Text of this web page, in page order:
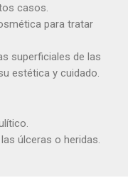
casos.
para tratar
superficiales de las
estética y cuidado.
úlceras o heridas.